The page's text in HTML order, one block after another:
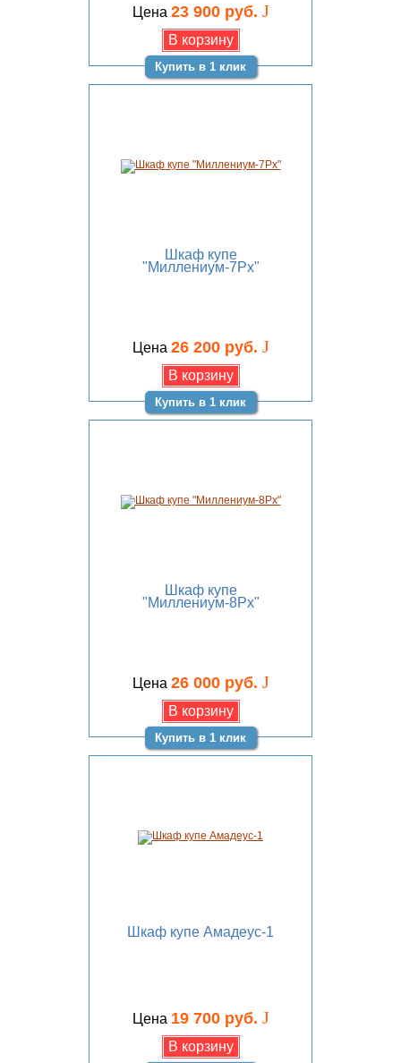
Цена 23 900 руб. J
Купить в 1 клик
Шкаф купе
"Миллениум-7Рх"
Цена 26 200 руб. J
Купить в 1 клик
Шкаф купе
"Миллениум-8Рх"
Цена 26 000 руб. J
Купить в 1 клик
Шкаф купе Амадеус-1
Цена 19 700 руб. J